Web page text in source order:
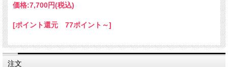
価格:7,700円(税込)
[ポイント還元 77ポイント～]
注文